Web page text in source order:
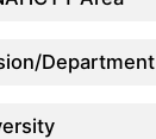
Department